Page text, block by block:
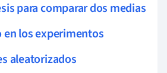
para comparar dos medias
en los experimentos
aleatorizados